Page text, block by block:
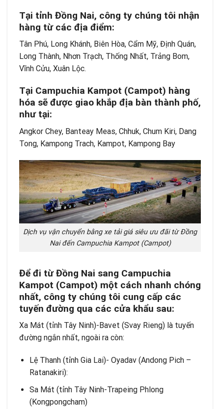
Tại tỉnh Đồng Nai, công ty chúng tôi nhận
hàng từ các địa điểm:
Tân Phú, Long Khánh, Biên Hòa, Cẩm Mỹ, Định Quán,
Long Thành, Nhơn Trạch, Thống Nhất, Trảng Bom,
Vĩnh Cửu, Xuân Lộc.
Tại Campuchia Kampot (Campot) hàng
hóa sẽ được giao khắp địa bàn thành phố,
như tại:
Angkor Chey, Banteay Meas, Chhuk, Chum Kiri, Dang
Tong, Kampong Trach, Kampot, Kampong Bay
Dịch vụ vận chuyển bằng xe tải giá siêu ưu đãi từ Đồng
Nai đến Campuchia Kampot (Campot)
Để đi từ Đồng Nai sang Campuchia
Kampot (Campot) một cách nhanh chóng
nhất, công ty chúng tôi cung cấp các
tuyến đường qua các cửa khẩu sau:
Xa Mát (tỉnh Tây Ninh)-Bavet (Svay Rieng) là tuyến
đường ngắn nhất, ngoài ra còn:
Lệ Thanh (tỉnh Gia Lai)- Oyadav (Andong Pich –
Ratanakiri):
Sa Mát (tỉnh Tây Ninh-Trapeing Phlong
(Kongpongcham)